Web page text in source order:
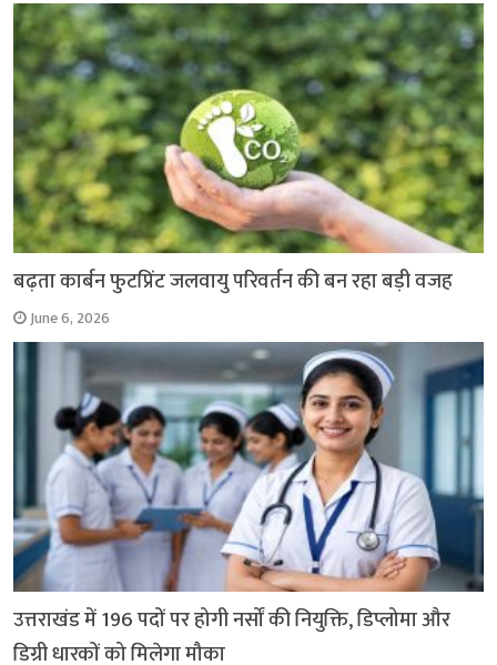
बढ़ता कार्बन फुटप्रिंट जलवायु परिवर्तन की बन रहा बड़ी वजह
June 6, 2026
उत्तराखंड में 196 पदों पर होगी नर्सों की नियुक्ति, डिप्लोमा और
डिग्री धारकों को मिलेगा मौका